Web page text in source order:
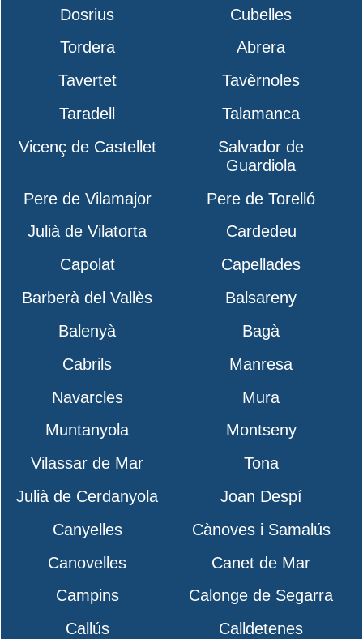
Dosrius
Cubelles
Tordera
Abrera
Tavertet
Tavèrnoles
Taradell
Talamanca
Vicenç de Castellet
Salvador de
Guardiola
Pere de Vilamajor
Pere de Torelló
Julià de Vilatorta
Cardedeu
Capolat
Capellades
Barberà del Vallès
Balsareny
Balenyà
Bagà
Cabrils
Manresa
Navarcles
Mura
Muntanyola
Montseny
Vilassar de Mar
Tona
Julià de Cerdanyola
Joan Despí
Canyelles
Cànoves i Samalús
Canovelles
Canet de Mar
Campins
Calonge de Segarra
Callús
Calldetenes